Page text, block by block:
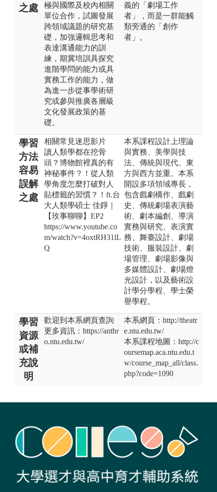
之處
極與國際及校內相關
單位合作，試圖發展
跨領域議題的研究基
礎，加強邏輯思考和
表達溝通能力的訓
練，期冀培訓具探究
進階學問的能力或具
實務工作的能力，做
為進一步從事學術研
究或參與推廣各層級
文化發展政策的基
礎。
義的「劇場工作
者」，而是一群能觸
類旁通的「創作
者」。
學習
方法
容易
誤解
之處
相關常見迷思影片
讀人類學都在挖骨
頭？博物館裡真的有
神秘事件？！從人類
學角度怎麼打破對人
貼標籤的習慣？！ft.台
大人類學碩士 佳錚｜
【玫事聊聊】EP2
https://www.youtube.co
m/watch?v=4oxtRH31lL
Q
本系課程設計上理論
與實務、美學與技
法、傳統與現代、東
方與西方並重。本系
開設多項領域專長，
包含戲劇構作、戲劇
史、傳統劇場表演藝
術、劇本編創、導演
實務與研究、表演實
務、舞臺設計、劇場
技術、服裝設計、劇
場管理、劇場影像與
多媒體設計、劇場燈
光設計，以及藝術設
計學分學程、學士榮
譽學程。
學習
資源
或補
充說
明
歡迎到本系網頁查詢
更多資訊：https://anthr
o.ntu.edu.tw/
本系網頁：http://theatr
e.ntu.edu.tw/
本系課程地圖：http://c
oursemap.aca.ntu.edu.t
w/course_map_all/class.
php?code=1090